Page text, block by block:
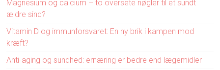
Magnesium og calcium – to oversete nøgler til et sundt
ældre sind?
Vitamin D og immunforsvaret: En ny brik i kampen mod
kræft?
Anti-aging og sundhed: ernæring er bedre end lægemidler